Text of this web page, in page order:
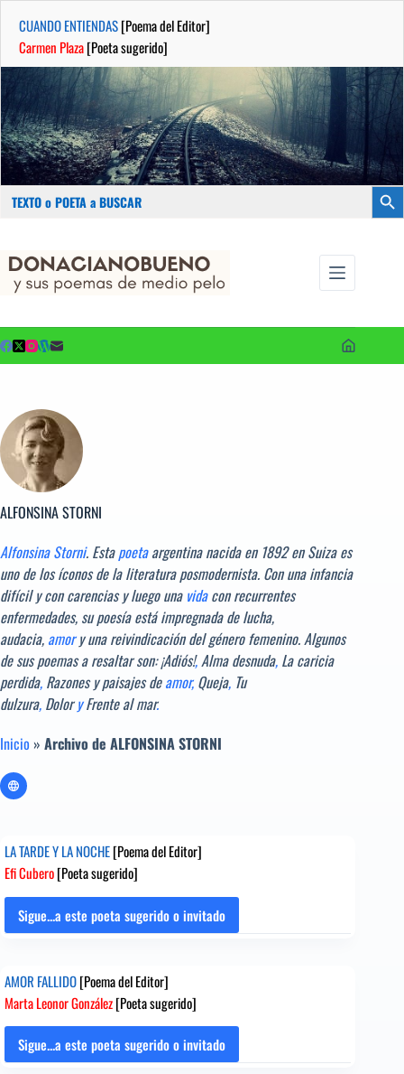
CUANDO ENTIENDAS[Poema del Editor]
Carmen Plaza[Poeta sugerido]
Buscar:
contenido
ALFONSINA STORNI
Alfonsina Storni. Estapoetaargentina nacida en 1892 en Suiza es
uno de los íconos de la literatura posmodernista. Con una infancia
difícil y con carencias y luego una vidacon recurrentes
enfermedades, su poesía está impregnada de lucha,
audacia, amory una reivindicación del género femenino. Algunos
de sus poemas a resaltar son: ¡Adiós!, Alma desnuda, La caricia
perdida, Razones y paisajes deamor, Queja, Tu
dulzura, DoloryFrente al mar.
Inicio » Archivo de ALFONSINA STORNI
LA TARDE Y LA NOCHE[Poema del Editor]
Efi Cubero[Poeta sugerido]
Sigue...a este poeta sugerido o invitado
LA
LA
NOCHE
[Poema
del
Editor]
AMOR FALLIDO[Poema del Editor]
Marta Leonor González[Poeta sugerido]
Sigue...a este poeta sugerido o invitado
AMOR